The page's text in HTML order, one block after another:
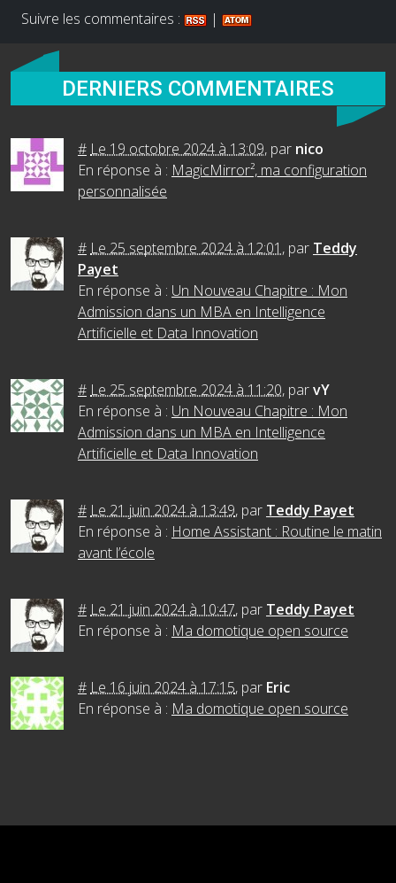
Suivre les commentaires : |
DERNIERS COMMENTAIRES
# Le 19 octobre 2024 à 13:09, par nico
En réponse à : MagicMirror², ma configuration
personnalisée
# Le 25 septembre 2024 à 12:01 , par Teddy
Payet
En réponse à : Un Nouveau Chapitre : Mon
Admission dans un MBA en Intelligence
Artificielle et Data Innovation
# Le 25 septembre 2024 à 11:20, parvY
En réponse à : Un Nouveau Chapitre : Mon
Admission dans un MBA en Intelligence
Artificielle et Data Innovation
# Le 21 juin 2024 à 13:49, par Teddy Payet
En réponse à : Home Assistant : Routine le matin
avant l’école
# Le 21 juin 2024 à 10:47, par Teddy Payet
En réponse à : Ma domotique open source
# Le 16 juin 2024 à 17:15, par Eric
En réponse à : Ma domotique open source